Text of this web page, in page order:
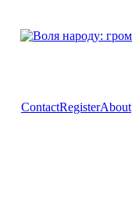
ContactRegisterAbout